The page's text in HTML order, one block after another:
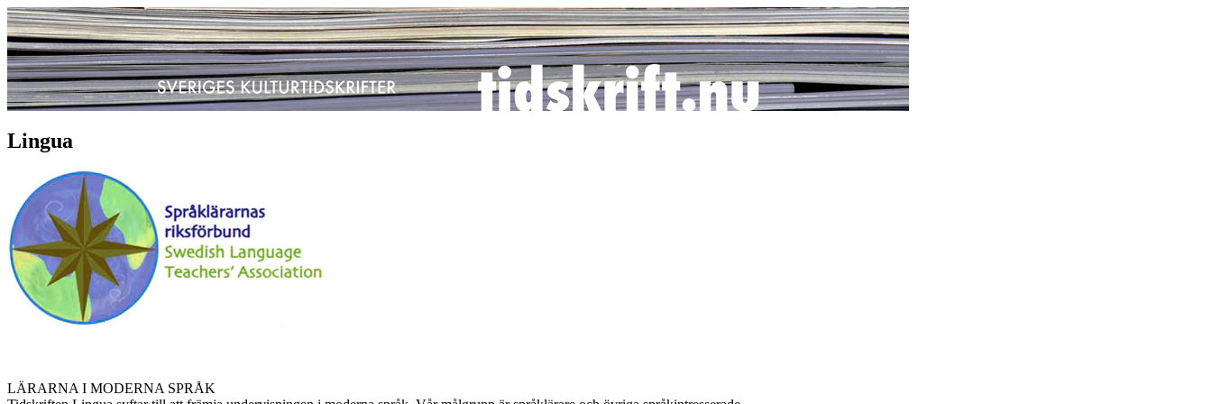
Lingua
LÄRARNA I MODERNA SPRÅK